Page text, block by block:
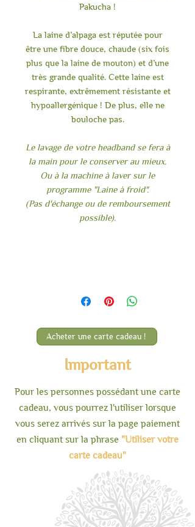
Pakucha !
La laine d’alpaga est réputée pour
être une fibre douce, chaude (six fois
plus que la laine de mouton) et d’une
très grande qualité. Cette laine est
respirante, extrêmement résistante et
hypoallergénique ! De plus, elle ne
bouloche pas.
Le lavage de votre headband se fera à
la main pour le conserver au mieux.
Ou à la machine à laver sur le
programme "Laine à froid".
(Pas d'échange ou de remboursement
possible).
Laine provenant de Tikka / Frida
Circonférence : 42 cm (laine
extensible)
Acheter une carte cadeau !
Important
Pour les personnes possédant une carte
cadeau, vous pourrez l'utiliser lorsque
vous serez arrivés sur la page paiement
en cliquant sur la phrase "Utiliser votre
carte cadeau"